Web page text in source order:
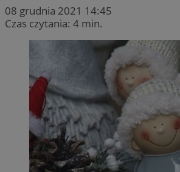
08 grudnia 2021 14:45
Czas czytania: 4 min.